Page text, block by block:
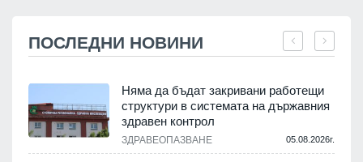
ПОСЛЕДНИ НОВИНИ
Няма да бъдат закривани работещи
структури в системата на държавния
здравен контрол
ЗДРАВЕОПАЗВАНЕ 05.08.2026г.